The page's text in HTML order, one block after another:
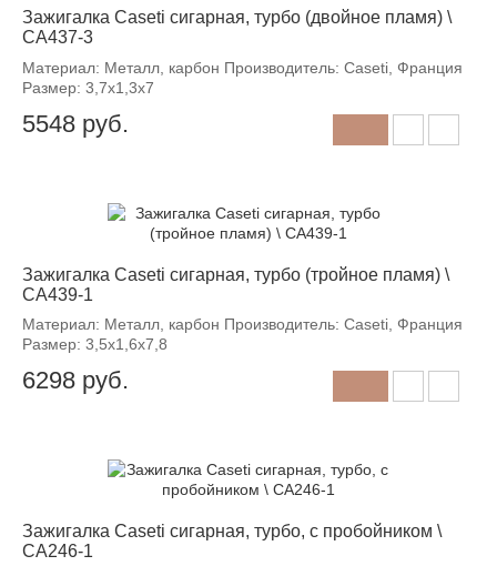
Зажигалка Caseti сигарная, турбо (двойное пламя) \
CA437-3
Материал: Металл, карбон Производитель: Caseti, Франция
Размер: 3,7х1,3х7
5548 руб.
Зажигалка Caseti сигарная, турбо (тройное пламя) \
CA439-1
Материал: Металл, карбон Производитель: Caseti, Франция
Размер: 3,5х1,6х7,8
6298 руб.
Зажигалка Caseti сигарная, турбо, с пробойником \
CA246-1